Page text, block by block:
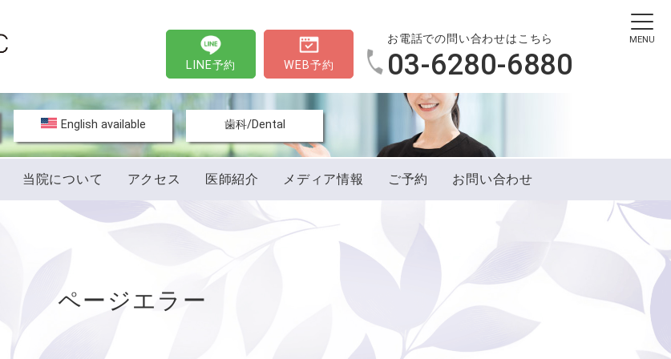
LINE予約 WEB予約
お電話での問い合わせはこちら
03-6280-6880
English available 歯科/Dental
当院について アクセス 医師紹介 メディア情報 ご予約 お問い合わせ
ページエラー
MENU